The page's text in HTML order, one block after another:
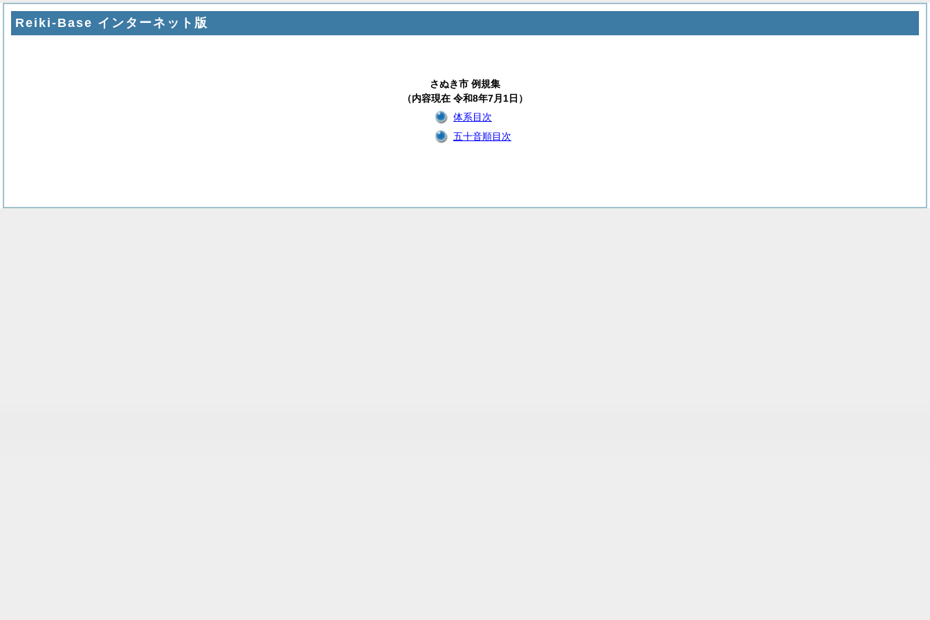
Reiki-Base インターネット版
さぬき市 例規集
（内容現在 令和8年7月1日）
体系目次
五十音順目次